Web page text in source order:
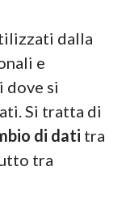
dalla
e
dove si
Si tratta di
di dati tra
tra